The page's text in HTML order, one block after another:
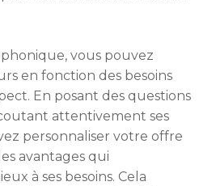
vous pouvez
en fonction des besoins
En posant des questions
attentivement ses
personnaliser votre offre
avantages qui
à ses besoins. Cela